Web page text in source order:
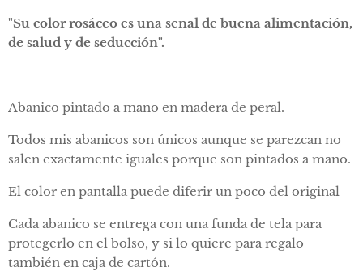
"Su color rosáceo es una señal de buena alimentación,
de salud y de seducción".
Abanico pintado a mano en madera de peral.
Todos mis abanicos son únicos aunque se parezcan no
salen exactamente iguales porque son pintados a mano.
El color en pantalla puede diferir un poco del original
Cada abanico se entrega con una funda de tela para
protegerlo en el bolso, y si lo quiere para regalo
también en caja de cartón.